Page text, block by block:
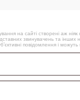
на сайті створені аж ніяк
звинувачень та інших
повідомлення і